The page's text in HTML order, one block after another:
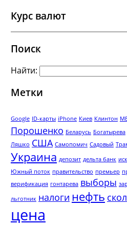
Курс валют
Поиск
Найти:
Метки
Google ID-карты iPhone Киев Клинтон
Порошенко Беларусь Богатырева
Ляшко США Самопомич Садовый
Украина депозит дельта банк иск
Южный поток правительство премьер
верификация гонтарева выборы
льготник налоги нефть
цена